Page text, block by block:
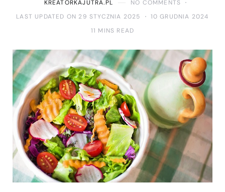
KREATORKAJUTRA.PL
NO COMMENTS
LAST UPDATED ON 29 STYCZNIA 2025
10 GRUDNIA 2024
11 MINS READ